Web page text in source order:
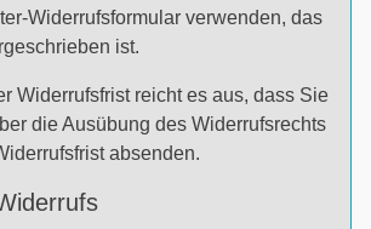
Widerrufsformular verwenden, das
ist.
Widerrufsfrist reicht es aus, dass Sie
die Ausübung des Widerrufsrechts
absenden.